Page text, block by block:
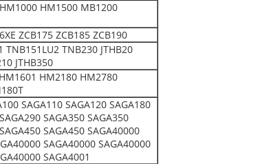
HM1500 MB1200
ZCB175 ZCB185 ZCB190
TNB230 JTHB20
JTHB350
HM2180 HM2780
SAGA110 SAGA120 SAGA180
SAGA350 SAGA350
SAGA450 SAGA40000
SAGA40000 SAGA40000
SAGA4001